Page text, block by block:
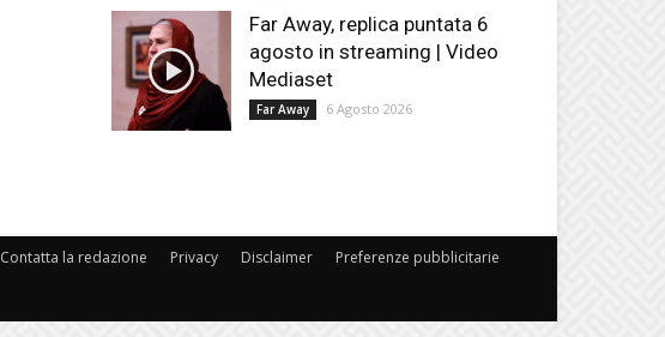
Far Away, replica puntata 6
agosto in streaming | Video
Mediaset
Far Away 6 Agosto 2026
Contatta la redazione Privacy Disclaimer Preferenze pubblicitarie